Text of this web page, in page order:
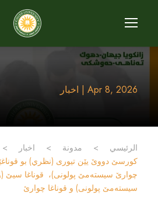
Apr 8, 2026 | اخبار
الرئيسي > مدونة > اخبار >
کورسێ دووێ یێن تیوری (نظري) بو
چوارێ سیستەمێ پولونی)، قوناغا
سیستەمێ پولونی) و قوناغا چوارئ